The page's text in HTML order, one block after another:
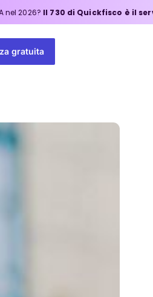
di Quickfisco è il servizio giusto
gratuita